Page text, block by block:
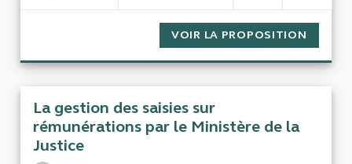
VOIR LA PROPOSITION
La gestion des saisies sur
rémunérations par le Ministère de la
Justice